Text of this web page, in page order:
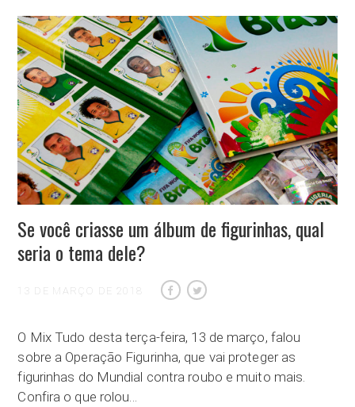
Se você criasse um álbum de figurinhas, qual
seria o tema dele?
13 DE MARÇO DE 2018
O Mix Tudo desta terça-feira, 13 de março, falou
sobre a Operação Figurinha, que vai proteger as
figurinhas do Mundial contra roubo e muito mais.
Confira o que rolou…